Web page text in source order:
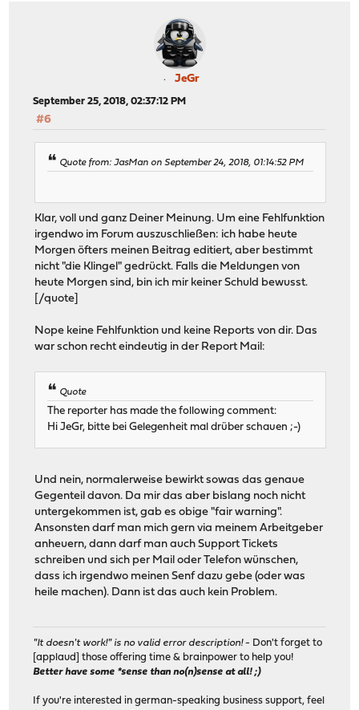
JeGr
September 25, 2018, 02:37:12 PM
#6
Quote from: JasMan on September 24, 2018, 01:14:52 PM
Klar, voll und ganz Deiner Meinung. Um eine Fehlfunktion
irgendwo im Forum auszuschließen: ich habe heute
Morgen öfters meinen Beitrag editiert, aber bestimmt
nicht "die Klingel" gedrückt. Falls die Meldungen von
heute Morgen sind, bin ich mir keiner Schuld bewusst.
[/quote]
Nope keine Fehlfunktion und keine Reports von dir. Das
war schon recht eindeutig in der Report Mail:
Quote
The reporter has made the following comment:
Hi JeGr, bitte bei Gelegenheit mal drüber schauen ;-)
Und nein, normalerweise bewirkt sowas das genaue
Gegenteil davon. Da mir das aber bislang noch nicht
untergekommen ist, gab es obige "fair warning".
Ansonsten darf man mich gern via meinem Arbeitgeber
anheuern, dann darf man auch Support Tickets
schreiben und sich per Mail oder Telefon wünschen,
dass ich irgendwo meinen Senf dazu gebe (oder was
heile machen). Dann ist das auch kein Problem.
"It doesn't work!" is no valid error description!- Don't forget to
[applaud] those offering time & brainpower to help you!
Better have some *sense than no(n)sense at all! ;)
If you're interested in german-speaking business support, feel